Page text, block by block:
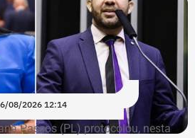
08/2026 12:14
Passos (PL) protocolou, nesta